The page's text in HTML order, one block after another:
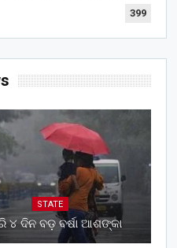
399
STATE
୪ ଦିନ ବଡ଼ ବର୍ଷା ଆଶଙ୍କା